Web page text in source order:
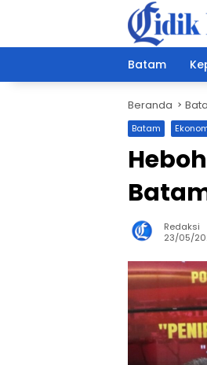
Batam
Beranda
Batam
Redaksi
23/05/